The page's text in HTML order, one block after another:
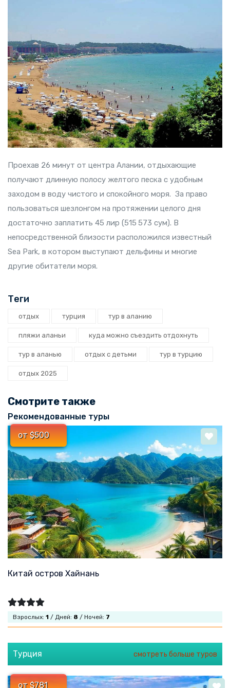
Проехав 26 минут от центра Алании, отдыхающие
получают длинную полосу желтого песка с удобным
заходом в воду чистого и спокойного моря. За право
пользоваться шезлонгом на протяжении целого дня
достаточно заплатить 45 лир (515 573 сум). В
непосредственной близости расположился известный
Sea Park, в котором выступают дельфины и многие
другие обитатели моря.
Теги
отдых турция тур в аланию
пляжи аланьи куда можно съездить отдохнуть
тур в аланью отдых с детьми тур в турцию
отдых 2025
Смотрите также
Рекомендованные туры
от $500
Китай остров Хайнань
Взрослых: 1 / Дней: 8 / Ночей: 7
Турция смотреть больше туров
от $781